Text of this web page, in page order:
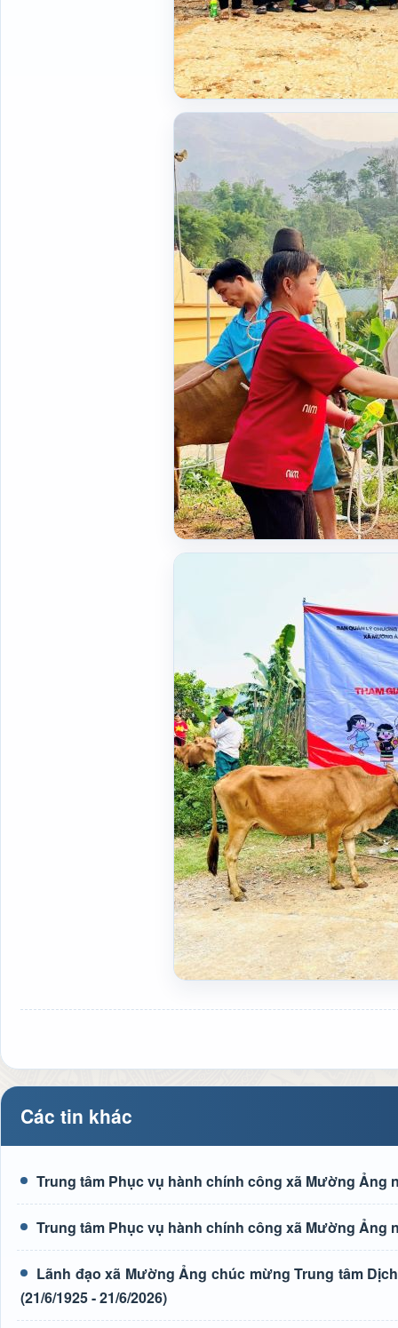
Các tin khác
Trung tâm Phục vụ hành chính công xã Mường Ảng
Trung tâm Phục vụ hành chính công xã Mường Ảng
Lãnh đạo xã Mường Ảng chúc mừng Trung tâm
(21/6/1925 - 21/6/2026)